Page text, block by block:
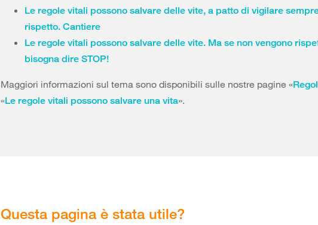
Le regole vitali possono salvare delle vite, a patto di vigilare
rispetto. Cantiere
Le regole vitali possono salvare delle vite. Ma se non vengono
bisogna dire STOP!
Maggiori informazioni sul tema sono disponibili sulle nostre pagine «
«Le regole vitali possono salvare una vita».
Questa pagina è stata utile?